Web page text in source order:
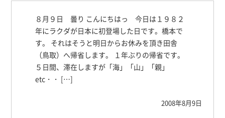
８月９日 曇り こんにちはっ 今日は１９８２
年にラクダが日本に初登場した日です。橋本で
す。 それはそうと明日からお休みを頂き田舎
（鳥取）へ帰省します。 １年ぶりの帰省です。
５日間、滞在しますが「海」「山」「親」
etc・・ […]
2008年8月9日